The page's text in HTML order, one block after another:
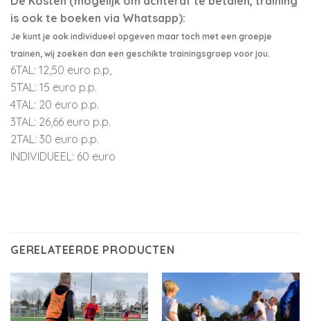
is ook te boeken via Whatsapp):
Je kunt je ook individueel opgeven maar toch met een groepje
trainen, wij zoeken dan een geschikte trainingsgroep voor jou.
6TAL: 12,50 euro p.p,
5TAL: 15 euro p.p.
4TAL: 20 euro p.p.
3TAL: 26,66 euro p.p.
2TAL: 30 euro p.p.
INDIVIDUEEL: 60 euro
GERELATEERDE PRODUCTEN